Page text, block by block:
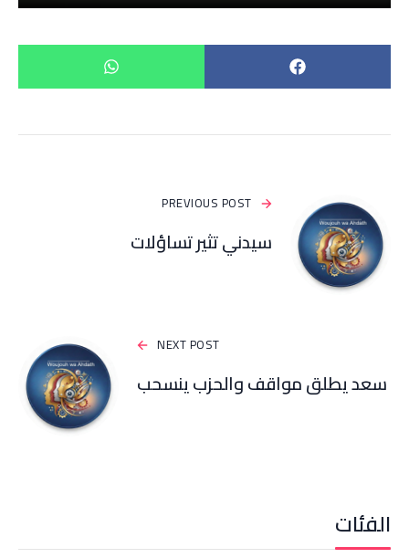
PREVIOUS POST
سيدني تثير تساؤلات
NEXT POST
سعد يطلق مواقف والحزب ينسحب
الفئات